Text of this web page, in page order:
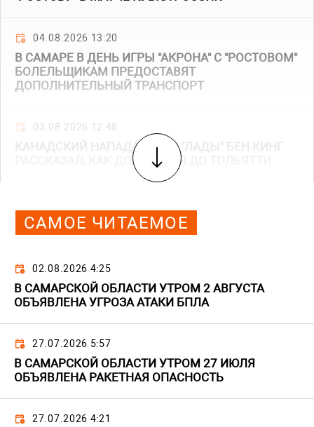
04.08.2026 13:20
В САМАРЕ В ДЕНЬ ИГРЫ "АКРОНА" С "РОСТОВОМ"
БОЛЕЛЬЩИКАМ ПРЕДОСТАВЯТ
ДОПОЛНИТЕЛЬНЫЙ ТРАНСПОРТ
03.08.2026 12:48
КАНАДСКИЙ НАПАДАЮЩИЙ "ЛАДЫ" БЕН КИНГ
РАССКАЗАЛ, КАК ДОБИРАЛСЯ ДО ТОЛЬЯТТИ
САМОЕ ЧИТАЕМОЕ
02.08.2026 4:25
В САМАРСКОЙ ОБЛАСТИ УТРОМ 2 АВГУСТА
ОБЪЯВЛЕНА УГРОЗА АТАКИ БПЛА
27.07.2026 5:57
В САМАРСКОЙ ОБЛАСТИ УТРОМ 27 ИЮЛЯ
ОБЪЯВЛЕНА РАКЕТНАЯ ОПАСНОСТЬ
27.07.2026 4:21